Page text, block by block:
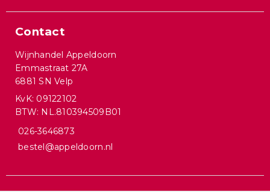
Contact
Wijnhandel Appeldoorn
Emmastraat 27A
6881 SN Velp
KvK: 09122102
BTW: NL.810394509B01
026-3646873
bestel@appeldoorn.nl